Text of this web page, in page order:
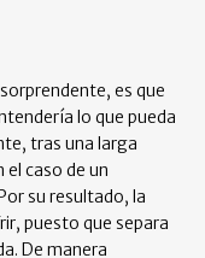
es que
lo que pueda
tras una larga
caso de un
su resultado, la
puesto que separa
De manera